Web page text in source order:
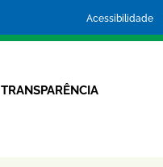
Acessibilidade
TRANSPARÊNCIA